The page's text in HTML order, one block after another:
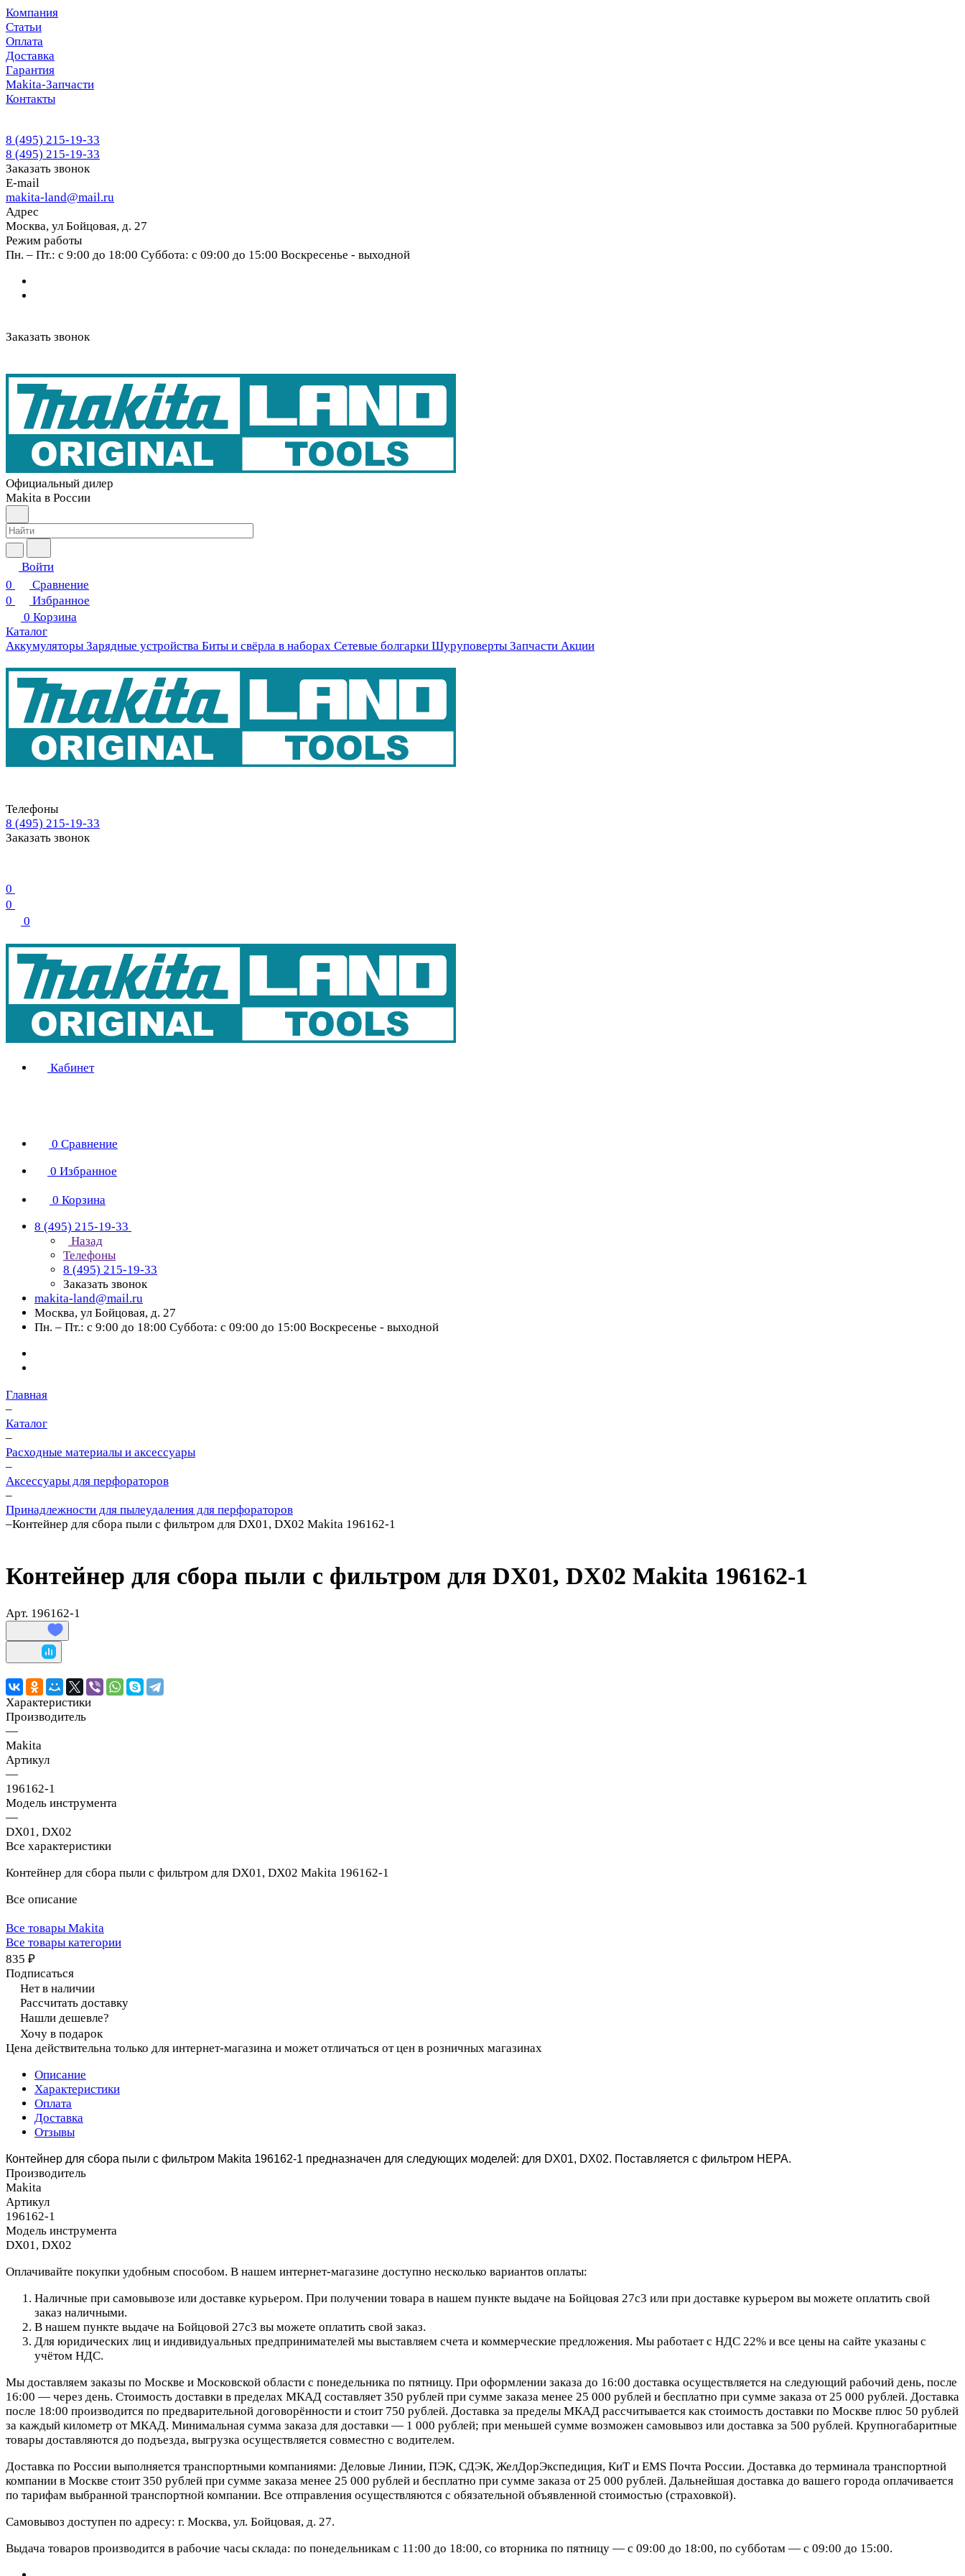
Компания
Статьи
Оплата
Доставка
Гарантия
Makita-Запчасти
Контакты
8 (495) 215-19-33
8 (495) 215-19-33
Заказать звонок
E-mail
makita-land@mail.ru
Адрес
Москва, ул Бойцовая, д. 27
Режим работы
Пн. – Пт.: с 9:00 до 18:00 Суббота: с 09:00 до 15:00 Воскресенье - выходной
Заказать звонок
Официальный дилер
Makita в России
Войти
0
Сравнение
0
Избранное
0 Корзина
Каталог
Аккумуляторы Зарядные устройства Биты и свёрла в наборах Сетевые болгарки Шуруповерты Запчасти Акции
Телефоны
8 (495) 215-19-33
Заказать звонок
0
0
0
Кабинет
0 Сравнение
0 Избранное
0 Корзина
8 (495) 215-19-33
Назад
Телефоны
8 (495) 215-19-33
Заказать звонок
makita-land@mail.ru
Москва, ул Бойцовая, д. 27
Пн. – Пт.: с 9:00 до 18:00 Суббота: с 09:00 до 15:00 Воскресенье - выходной
Главная
–
Каталог
–
Расходные материалы и аксессуары
–
Аксессуары для перфораторов
–
Принадлежности для пылеудаления для перфораторов
–Контейнер для сбора пыли с фильтром для DX01, DX02 Makita 196162-1
Контейнер для сбора пыли с фильтром для DX01, DX02 Makita 196162-1
Арт. 196162-1
Характеристики
Производитель
—
Makita
Артикул
—
196162-1
Модель инструмента
—
DX01, DX02
Все характеристики
Контейнер для сбора пыли с фильтром для DX01, DX02 Makita 196162-1
Все описание
Все товары Makita
Все товары категории
835 ₽
Подписаться
Нет в наличии
Рассчитать доставку
Нашли дешевле?
Хочу в подарок
Цена действительна только для интернет-магазина и может отличаться от цен в розничных магазинах
Описание
Характеристики
Оплата
Доставка
Отзывы
Контейнер для сбора пыли с фильтром Makita 196162-1 предназначен для следующих моделей: для DX01, DX02. Поставляется с фильтром HEPA.
Производитель
Makita
Артикул
196162-1
Модель инструмента
DX01, DX02
Оплачивайте покупки удобным способом. В нашем интернет-магазине доступно несколько вариантов оплаты:
Наличные при самовывозе или доставке курьером. При получении товара в нашем пункте выдаче на Бойцовая 27с3 или при доставке курьером вы можете оплатить свой
заказ наличными.
В нашем пункте выдаче на Бойцовой 27с3 вы можете оплатить свой заказ.
Для юридических лиц и индивидуальных предпринимателей мы выставляем счета и коммерческие предложения. Мы работает с НДС 22% и все цены на сайте указаны с
учётом НДС.
Мы доставляем заказы по Москве и Московской области с понедельника по пятницу. При оформлении заказа до 16:00 доставка осуществляется на следующий рабочий день, после
16:00 — через день. Стоимость доставки в пределах МКАД составляет 350 рублей при сумме заказа менее 25 000 рублей и бесплатно при сумме заказа от 25 000 рублей. Доставка
после 18:00 производится по предварительной договорённости и стоит 750 рублей. Доставка за пределы МКАД рассчитывается как стоимость доставки по Москве плюс 50 рублей
за каждый километр от МКАД. Минимальная сумма заказа для доставки — 1 000 рублей; при меньшей сумме возможен самовывоз или доставка за 500 рублей. Крупногабаритные
товары доставляются до подъезда, выгрузка осуществляется совместно с водителем.
Доставка по России выполняется транспортными компаниями: Деловые Линии, ПЭК, СДЭК, ЖелДорЭкспедиция, КиТ и EMS Почта России. Доставка до терминала транспортной
компании в Москве стоит 350 рублей при сумме заказа менее 25 000 рублей и бесплатно при сумме заказа от 25 000 рублей. Дальнейшая доставка до вашего города оплачивается
по тарифам выбранной транспортной компании. Все отправления осуществляются с обязательной объявленной стоимостью (страховкой).
Самовывоз доступен по адресу: г. Москва, ул. Бойцовая, д. 27.
Выдача товаров производится в рабочие часы склада: по понедельникам с 11:00 до 18:00, со вторника по пятницу — с 09:00 до 18:00, по субботам — с 09:00 до 15:00.